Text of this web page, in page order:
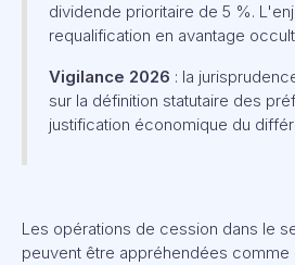
dividende prioritaire de 5 %.
requalification en avantage
Vigilance 2026 : la
sur la définition statutaire des
justification économique du
Les opérations de cession dans le
peuvent être appréhendées